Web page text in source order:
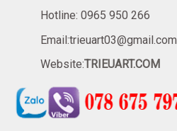
Hotline: 0965 950 266
Email:trieuart03@gmail.com
Website:TRIEUART.COM